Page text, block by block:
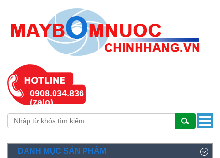
0908.034.836
(zalo)
DANH MỤC SẢN PHẨM